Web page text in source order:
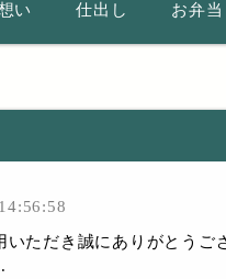
い 仕出し お弁当
いただき誠にありがとうご